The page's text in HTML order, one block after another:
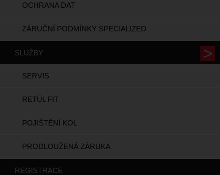
OCHRANA DAT
ZÁRUČNÍ PODMÍNKY SPECIALIZED
SLUŽBY
SERVIS
RETÜL FIT
POJIŠTĚNÍ KOL
PRODLOUŽENÁ ZÁRUKA
REGISTRACE